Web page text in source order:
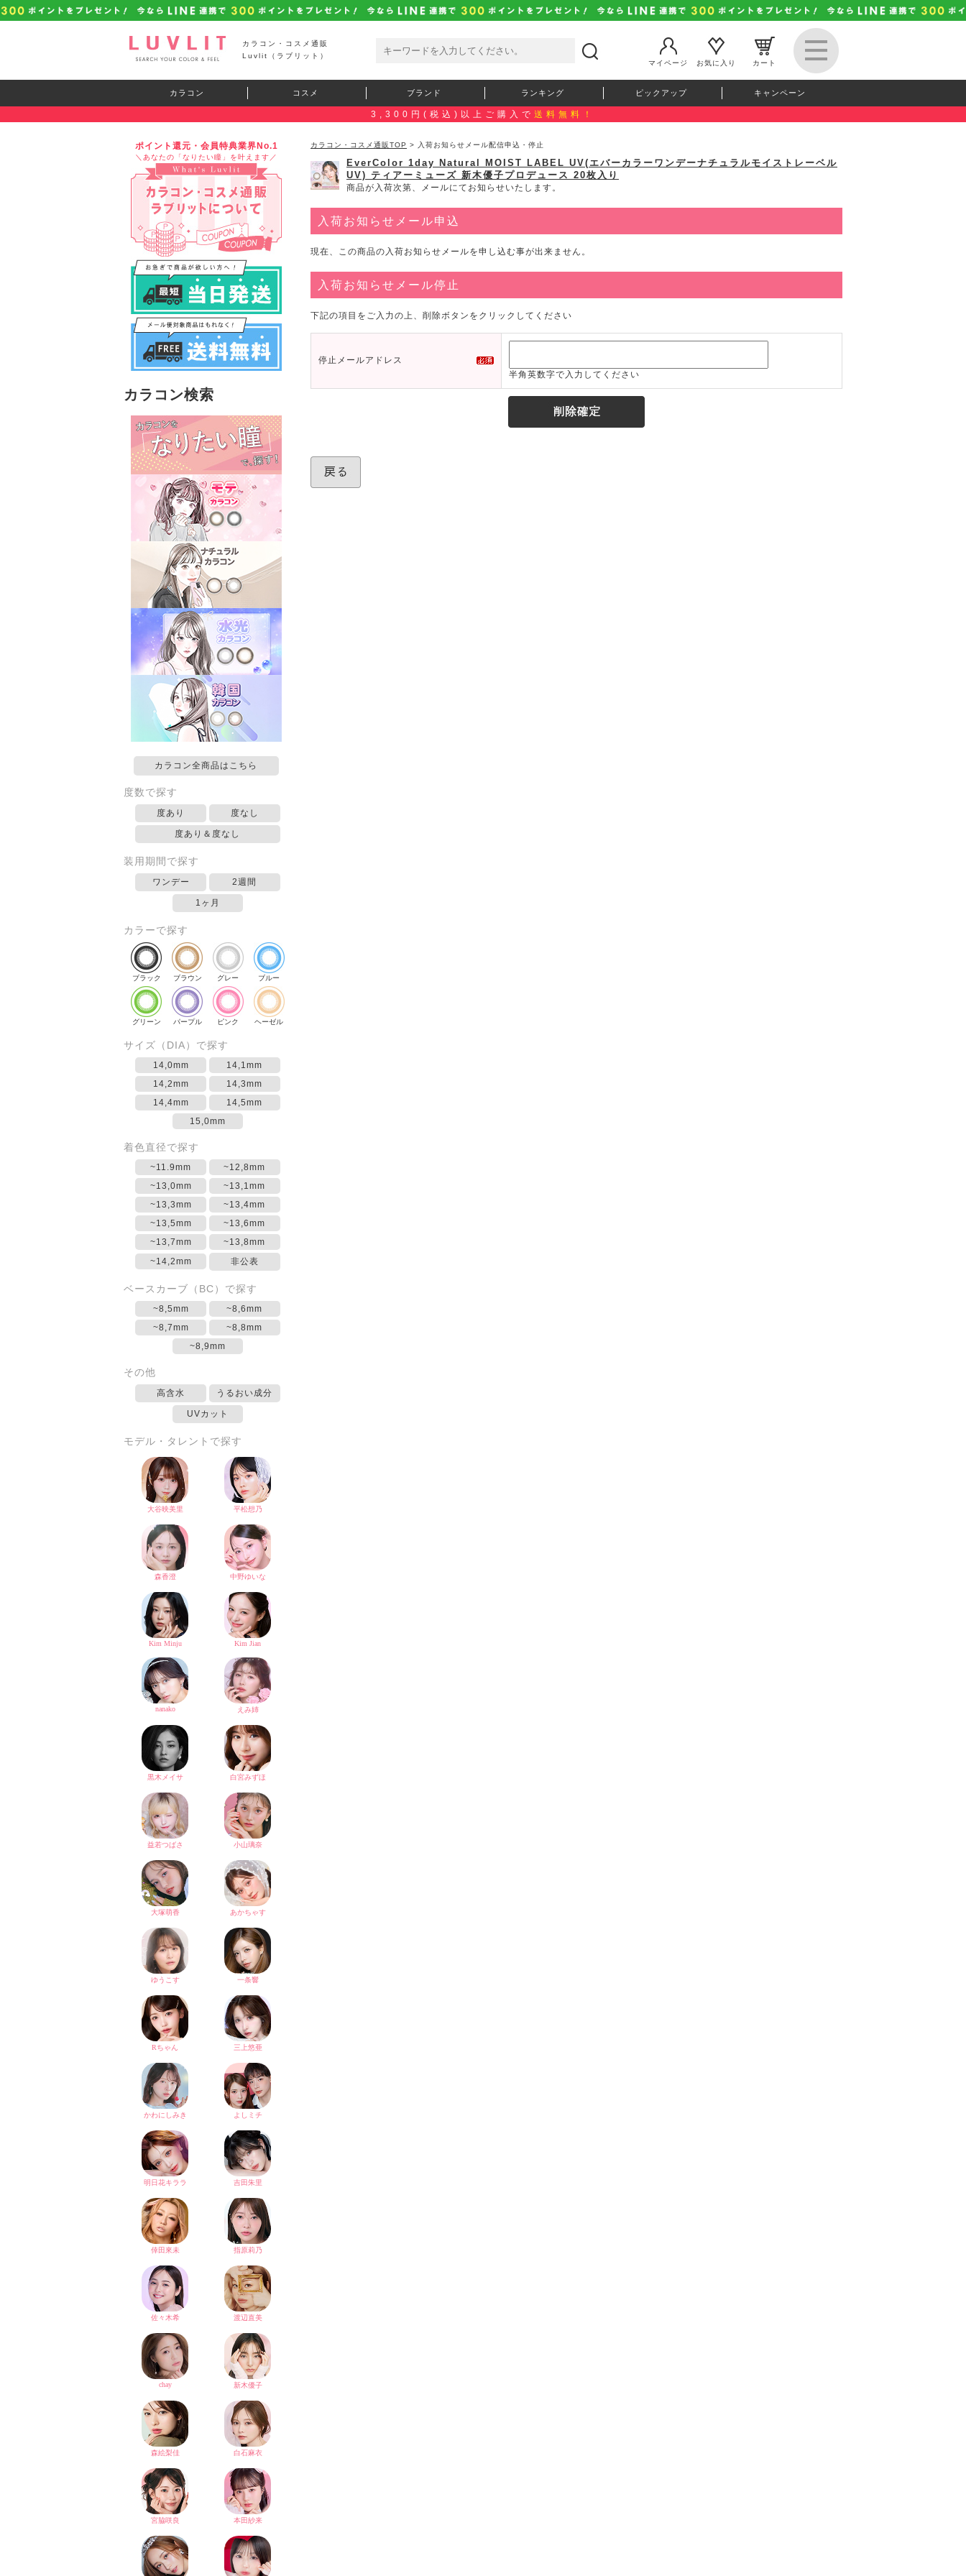
カラコン・コスメ通販
Luvlit（ラブリット）
マイページ
お気に入り カート
カラコン コスメ ブランド ランキング ピックアップ キャンペーン
3,300円(税込)以上ご購入で 送料無料！
ポイント還元・会員特典業界No.1
＼あなたの「なりたい瞳」を叶えます／
カラコン検索
カラコン全商品はこちら
度数で探す
度あり 度なし
度あり＆度なし
装用期間で探す
ワンデー 2週間
1ヶ月
カラーで探す
ブラック ブラウン グレー ブルー
グリーン パープル ピンク ヘーゼル
サイズ（DIA）で探す
14,0mm
14,1mm
14,2mm
14,3mm
14,4mm
14,5mm
15,0mm
着色直径で探す
~11.9mm
~12,8mm
~13,0mm
~13,1mm
~13,3mm
~13,4mm
~13,5mm
~13,6mm
~13,7mm
~13,8mm
~14,2mm
非公表
ベースカーブ（BC）で探す
~8,5mm
~8,6mm
~8,7mm
~8,8mm
~8,9mm
その他
高含水 うるおい成分
UVカット
モデル・タレントで探す
カラコン・コスメ通販TOP > 入荷お知らせメール配信申込・停止
EverColor 1day Natural MOIST LABEL UV(エバーカラーワンデーナチュラルモイストレーベル
UV) ティアーミューズ 新木優子プロデュース 20枚入り
商品が入荷次第、メールにてお知らせいたします。
入荷お知らせメール申込
現在、この商品の入荷お知らせメールを申し込む事が出来ません。
入荷お知らせメール停止
下記の項目をご入力の上、削除ボタンをクリックしてください
停止メールアドレス
半角英数字で入力してください